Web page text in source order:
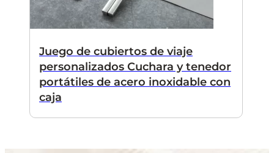
Juego de cubiertos de viaje
personalizados Cuchara y tenedor
portátiles de acero inoxidable con
caja